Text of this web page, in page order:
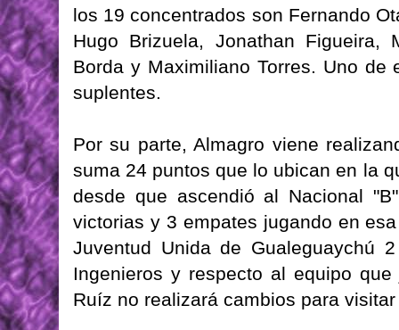
los 19 concentrados son Fernando
Hugo Brizuela, Jonathan Figueira,
Borda y Maximiliano Torres. Uno
suplentes.
Por su parte, Almagro viene
suma 24 puntos que lo ubican en la
desde que ascendió al Nacional
victorias y 3 empates jugando en
Juventud Unida de Gualeguaychú
Ingenieros y respecto al equipo
Ruíz no realizará cambios para